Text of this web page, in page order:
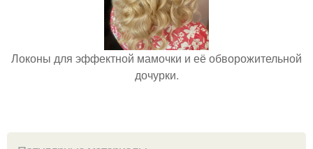
Локоны для эффектной мамочки и её обворожительной
дочурки.